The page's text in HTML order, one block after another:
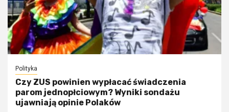
Polityka
Czy ZUS powinien wypłacać świadczenia
parom jednopłciowym? Wyniki sondażu
ujawniają opinie Polaków